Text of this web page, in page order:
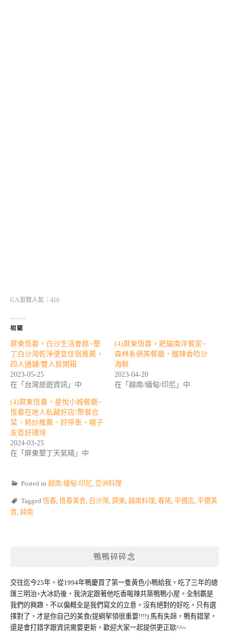
GA瀏覽人氣：410
相關
屏東恆春。白沙生活會館~墾
丁白沙灣乾淨便宜住宿推薦，
四人通鋪/雙人房開箱
2023-05-25
在「台灣旅遊資訊」中
(4)屏東恆春。肥貓南洋餐室~
森林系網美餐廳，酸辣香叻沙
海鮮
2023-04-20
在「越南/緬甸/印尼」中
(4)屏東恆春。星悅小城餐廳~
恆春在地人私藏好店!聚餐合
菜、熱炒推薦、好停車、親子
友善好環境
2024-03-25
在「屏東墾丁天氣晴」中
Posted in 越南/緬甸/印尼, 亞洲料理
Tagged 恆春, 恆春美食, 白沙灣, 屏東, 越南料理, 春捲, 平價店, 平價美
食, 越南
鴨鴨碎碎念
交往迄今25年。從1994年鴨慶買了第一隻黃色小鴨給我。吃了三年的總
匯三明治+大冰奶後，我決定跟著他吃香喝辣共築鴨鴨小屋。全制霸是
我們的興趣、不以偏概全是我們寫文的立意。沒有絕對的好吃，只有選
擇對了，才是你自己的美食(提綱挈領很重要!!!!) 馬有失蹄，鴨有錯掌，
還是會打錯字跟資訊需要更新，歡迎大家一起提供更正歐^^~